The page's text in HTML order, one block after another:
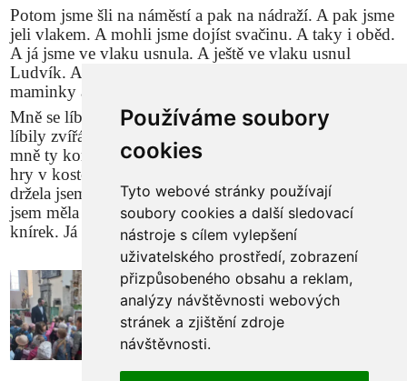
Používáme soubory
cookies
Tyto webové stránky používají
soubory cookies a další sledovací
nástroje s cílem vylepšení
uživatelského prostředí, zobrazení
přizpůsobeného obsahu a reklam,
analýzy návštěvnosti webových
stránek a zjištění zdroje
návštěvnosti.
Potom jsme šli na náměstí a pak na nádraží. A pak jsme
jeli vlakem. A mohli jsme dojíst svačinu. A taky i oběd.
A já jsme ve vlaku usnula. A ještě ve vlaku usnul
Ludvík. A na nádraží si některý děti vyzvedly
maminky a tatínky.
Mně se líbilo všechno. Mně se líbila mašinka. Mně se
líbily zvířátka. Mně se líbil ten medvěd vycpanej. A
mně ty komnaty a celej zámek a zahrádka. Mě bavily ty
hry v kostele. Mně se líbilo, jak jsme šli po schodech, a
držela jsem se. A jak jsme se fotili a měli ty masky a já
jsem měla červenou. Já modrou. Já chlupatou. Já měl
knírek. Já bych jel do Náchoda zítra zase.